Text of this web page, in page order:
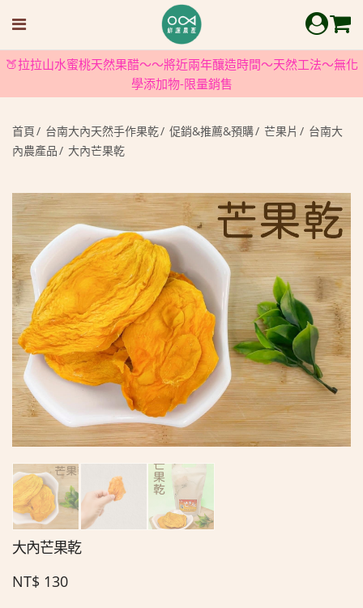
🍑拉拉山水蜜桃天然果醋～～將近兩年釀造時間～天然工法～無化
學添加物-限量銷售
首頁 台南大內天然手作果乾 促銷&推薦&預購 芒果片
台南大
內農產品
大內芒果乾
大內芒果乾
NT$ 130